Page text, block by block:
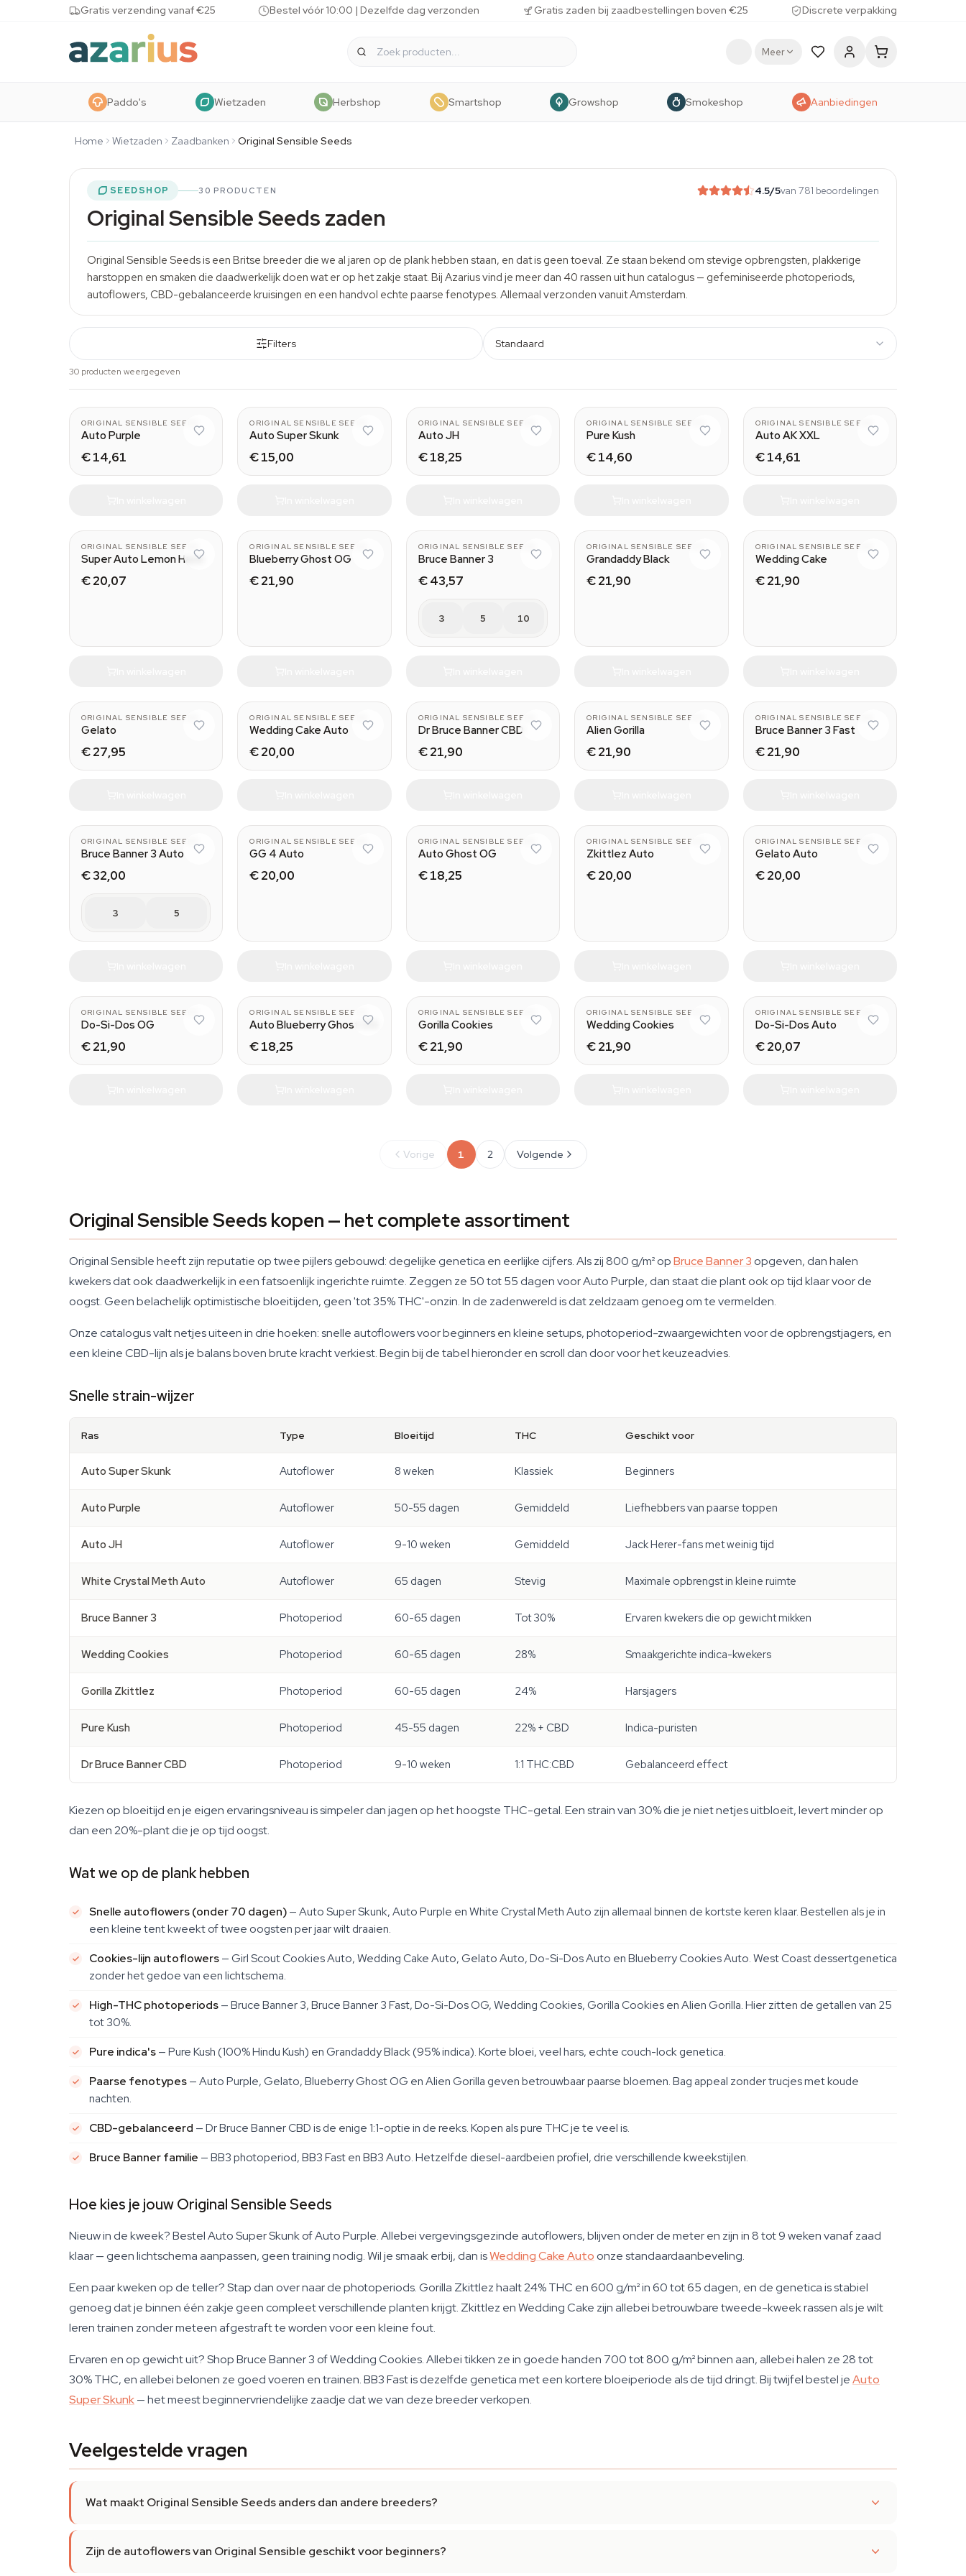
Skip to content Gratis verzending vanaf €25 Bestel vóór 10:00 | Dezelfde dag verzonden Gratis zaden bij zaadbestellingen boven €25 Discrete verpakking
Meer
Paddo's Wietzaden Herbshop Smartshop Growshop Smokeshop Aanbiedingen
Home Wietzaden Zaadbanken Original Sensible Seeds
SEEDSHOP 30 PRODUCTEN 4.5/5van 781 beoordelingen
Original Sensible Seeds zaden
Original Sensible Seeds is een Britse breeder die we al jaren op de plank hebben staan, en dat is geen toeval. Ze staan bekend om stevige opbrengsten, plakkerige
harstoppen en smaken die daadwerkelijk doen wat er op het zakje staat. Bij Azarius vind je meer dan 40 rassen uit hun catalogus — gefeminiseerde photoperiods,
autoflowers, CBD-gebalanceerde kruisingen en een handvol echte paarse fenotypes. Allemaal verzonden vanuit Amsterdam.
Filters Standaard
30 producten weergegeven
ORIGINAL SENSIBLE SEEDS
Auto Purple
€ 14,61
ORIGINAL SENSIBLE SEEDS
Auto Super Skunk
€ 15,00
ORIGINAL SENSIBLE SEEDS
Auto JH
€ 18,25
ORIGINAL SENSIBLE SEEDS
Pure Kush
€ 14,60
ORIGINAL SENSIBLE SEEDS
Auto AK XXL
€ 14,61
ORIGINAL SENSIBLE SEEDS
Super Auto Lemon Haze
€ 20,07
ORIGINAL SENSIBLE SEEDS
Blueberry Ghost OG
€ 21,90
ORIGINAL SENSIBLE SEEDS
Bruce Banner 3
€ 43,57
3 5 10
ORIGINAL SENSIBLE SEEDS
Grandaddy Black
€ 21,90
ORIGINAL SENSIBLE SEEDS
Wedding Cake
€ 21,90
ORIGINAL SENSIBLE SEEDS
Gelato
€ 27,95
ORIGINAL SENSIBLE SEEDS
Wedding Cake Auto
€ 20,00
ORIGINAL SENSIBLE SEEDS
Dr Bruce Banner CBD
€ 21,90
ORIGINAL SENSIBLE SEEDS
Alien Gorilla
€ 21,90
ORIGINAL SENSIBLE SEEDS
Bruce Banner 3 Fast
€ 21,90
ORIGINAL SENSIBLE SEEDS
Bruce Banner 3 Auto
€ 32,00
3 5
ORIGINAL SENSIBLE SEEDS
GG 4 Auto
€ 20,00
ORIGINAL SENSIBLE SEEDS
Auto Ghost OG
€ 18,25
ORIGINAL SENSIBLE SEEDS
Zkittlez Auto
€ 20,00
ORIGINAL SENSIBLE SEEDS
Gelato Auto
€ 20,00
ORIGINAL SENSIBLE SEEDS
Do-Si-Dos OG
€ 21,90
ORIGINAL SENSIBLE SEEDS
Auto Blueberry Ghost OG
€ 18,25
ORIGINAL SENSIBLE SEEDS
Gorilla Cookies
€ 21,90
ORIGINAL SENSIBLE SEEDS
Wedding Cookies
€ 21,90
ORIGINAL SENSIBLE SEEDS
Do-Si-Dos Auto
€ 20,07
Vorige 1 2 Volgende
Original Sensible Seeds kopen — het complete assortiment
Original Sensible heeft zijn reputatie op twee pijlers gebouwd: degelijke genetica en eerlijke cijfers. Als zij 800 g/m² opBruce Banner 3 opgeven, dan halen
kwekers dat ook daadwerkelijk in een fatsoenlijk ingerichte ruimte. Zeggen ze 50 tot 55 dagen voor Auto Purple, dan staat die plant ook op tijd klaar voor de
oogst. Geen belachelijk optimistische bloeitijden, geen 'tot 35% THC'-onzin. In de zadenwereld is dat zeldzaam genoeg om te vermelden.
Onze catalogus valt netjes uiteen in drie hoeken: snelle autoflowers voor beginners en kleine setups, photoperiod-zwaargewichten voor de opbrengstjagers, en
een kleine CBD-lijn als je balans boven brute kracht verkiest. Begin bij de tabel hieronder en scroll dan door voor het keuzeadvies.
Snelle strain-wijzer
Ras Type Bloeitijd THC Geschikt voor
Auto Super Skunk Autoflower 8 weken Klassiek Beginners
Auto Purple Autoflower 50-55 dagen Gemiddeld Liefhebbers van paarse toppen
Auto JH Autoflower 9-10 weken Gemiddeld Jack Herer-fans met weinig tijd
White Crystal Meth Auto Autoflower 65 dagen Stevig Maximale opbrengst in kleine ruimte
Bruce Banner 3 Photoperiod 60-65 dagen Tot 30% Ervaren kwekers die op gewicht mikken
Wedding Cookies Photoperiod 60-65 dagen 28% Smaakgerichte indica-kwekers
Gorilla Zkittlez Photoperiod 60-65 dagen 24% Harsjagers
Pure Kush Photoperiod 45-55 dagen 22% + CBD Indica-puristen
Dr Bruce Banner CBD Photoperiod 9-10 weken 1:1 THC:CBD Gebalanceerd effect
Kiezen op bloeitijd en je eigen ervaringsniveau is simpeler dan jagen op het hoogste THC-getal. Een strain van 30% die je niet netjes uitbloeit, levert minder op
dan een 20%-plant die je op tijd oogst.
Wat we op de plank hebben
Snelle autoflowers (onder 70 dagen)— Auto Super Skunk, Auto Purple en White Crystal Meth Auto zijn allemaal binnen de kortste keren klaar. Bestellen als je in
een kleine tent kweekt of twee oogsten per jaar wilt draaien.
Cookies-lijn autoflowers— Girl Scout Cookies Auto, Wedding Cake Auto, Gelato Auto, Do-Si-Dos Auto en Blueberry Cookies Auto. West Coast dessertgenetica
zonder het gedoe van een lichtschema.
High-THC photoperiods— Bruce Banner 3, Bruce Banner 3 Fast, Do-Si-Dos OG, Wedding Cookies, Gorilla Cookies en Alien Gorilla. Hier zitten de getallen van 25
tot 30%.
Pure indica's— Pure Kush (100% Hindu Kush) en Grandaddy Black (95% indica). Korte bloei, veel hars, echte couch-lock genetica.
Paarse fenotypes— Auto Purple, Gelato, Blueberry Ghost OG en Alien Gorilla geven betrouwbaar paarse bloemen. Bag appeal zonder trucjes met koude
nachten.
CBD-gebalanceerd — Dr Bruce Banner CBD is de enige 1:1-optie in de reeks. Kopen als pure THC je te veel is.
Bruce Banner familie — BB3 photoperiod, BB3 Fast en BB3 Auto. Hetzelfde diesel-aardbeien profiel, drie verschillende kweekstijlen.
Hoe kies je jouw Original Sensible Seeds
Nieuw in de kweek? Bestel Auto Super Skunk of Auto Purple. Allebei vergevingsgezinde autoflowers, blijven onder de meter en zijn in 8 tot 9 weken vanaf zaad
klaar — geen lichtschema aanpassen, geen training nodig. Wil je smaak erbij, dan isWedding Cake Auto onze standaardaanbeveling.
Een paar kweken op de teller? Stap dan over naar de photoperiods. Gorilla Zkittlez haalt 24% THC en 600 g/m² in 60 tot 65 dagen, en de genetica is stabiel
genoeg dat je binnen één zakje geen compleet verschillende planten krijgt. Zkittlez en Wedding Cake zijn allebei betrouwbare tweede-kweek rassen als je wilt
leren trainen zonder meteen afgestraft te worden voor een kleine fout.
Ervaren en op gewicht uit? Shop Bruce Banner 3 of Wedding Cookies. Allebei tikken ze in goede handen 700 tot 800 g/m² binnen aan, allebei halen ze 28 tot
30% THC, en allebei belonen ze goed voeren en trainen. BB3 Fast is dezelfde genetica met een kortere bloeiperiode als de tijd dringt. Bij twijfel bestel jeAuto
Super Skunk— het meest beginnervriendelijke zaadje dat we van deze breeder verkopen.
Veelgestelde vragen
Wat maakt Original Sensible Seeds anders dan andere breeders?
Zijn de autoflowers van Original Sensible geschikt voor beginners?